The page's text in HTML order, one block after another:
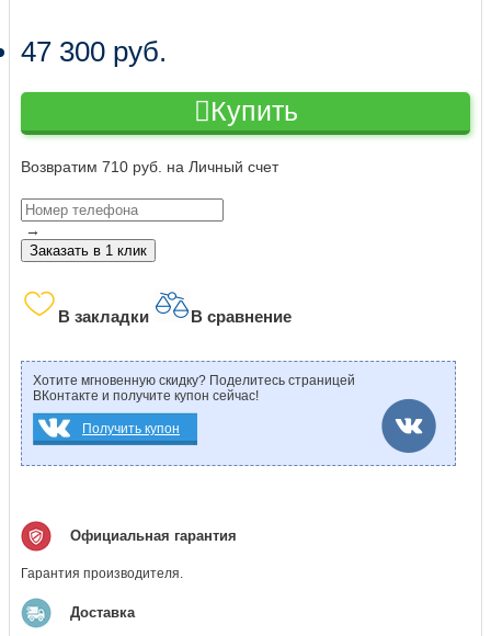
47 300 руб.
Купить
Возвратим 710 руб. на Личный счет
→
Заказать в 1 клик
В закладки В сравнение
Хотите мгновенную скидку? Поделитесь страницей
ВКонтакте и получите купон сейчас!
Получить купон
Официальная гарантия
Гарантия производителя.
Доставка